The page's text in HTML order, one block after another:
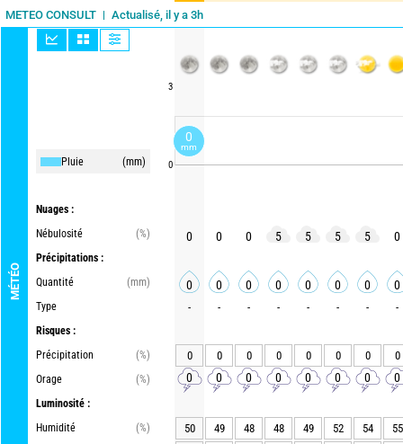
METEO CONSULT Actualisé, il y a 3h
MÉTÉO
Pluie (mm)
Nuages :
Nébulosité
(%)
Précipitations :
Quantité
(mm)
Type
Risques :
Précipitation
(%)
Orage
(%)
Luminosité :
Humidité
(%)
3
0
0 0 0 5 5 5 5 0
0 0 0 0 0 0 0 0
- - - - - - - -
0 0 0 0 0 0 0 0
0 0 0 0 0 0 0 0
50 49 48 48 49 52 54
55
0
mm